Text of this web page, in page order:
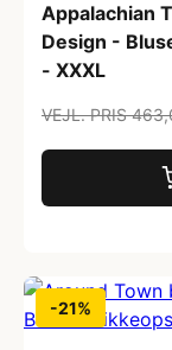
Appalachian
Design -
- XXXL
VEJL. PRIS
-21%